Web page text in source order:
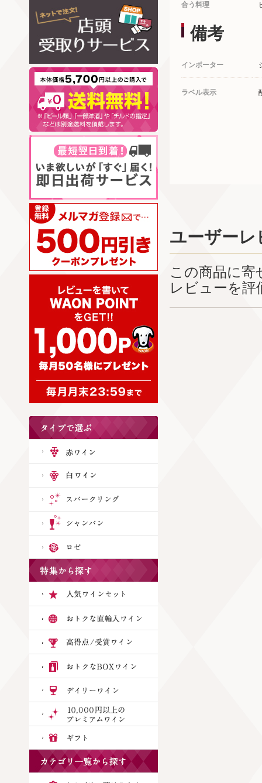
合う料理
備考
インポーター
ラベル表示
ユーザーレ
この商品に
レビューを評